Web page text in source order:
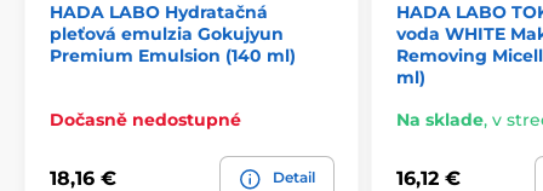
HADA LABO Hydratačná
pleťová emulzia Gokujyun
Premium Emulsion (140 ml)
Dočasně nedostupné
18,16 € Detail
HADA LABO
voda WHITE
Removing
ml)
Na sklade, v
16,12 €